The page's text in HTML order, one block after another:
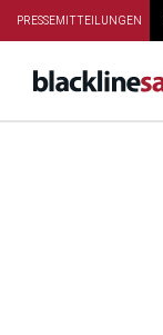
PRESSEMITTEILUNGEN